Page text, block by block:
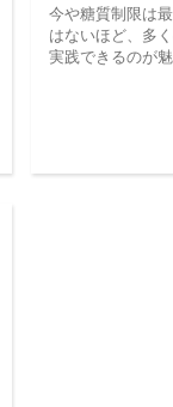
今や糖質制限は
はないほど、多
実践できるのが